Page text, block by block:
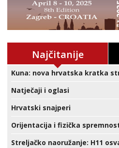
Najčitanije
Kuna: nova hrvatska kratka
Natječaji i oglasi
Hrvatski snajperi
Orijentacija i fizička
Streljačko naoružanje: H11